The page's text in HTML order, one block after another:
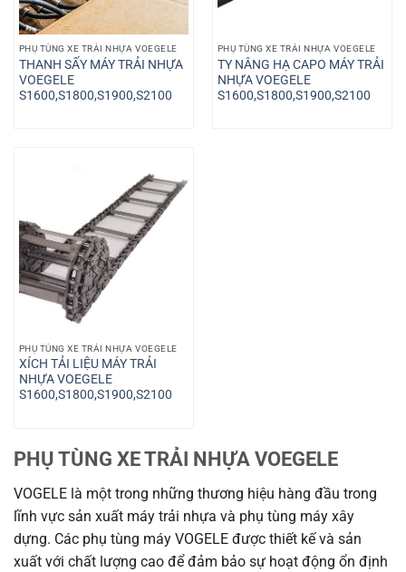
PHỤ TÙNG XE TRẢI NHỰA VOEGELE
THANH SẤY MÁY TRẢI NHỰA
VOEGELE
S1600,S1800,S1900,S2100
PHỤ TÙNG XE TRẢI NHỰA VOEGELE
TY NÂNG HẠ CAPO MÁY TRẢI
NHỰA VOEGELE
S1600,S1800,S1900,S2100
PHỤ TÙNG XE TRẢI NHỰA VOEGELE
XÍCH TẢI LIỆU MÁY TRẢI
NHỰA VOEGELE
S1600,S1800,S1900,S2100
PHỤ TÙNG XE TRẢI NHỰA VOEGELE
VOGELE là một trong những thương hiệu hàng đầu trong
lĩnh vực sản xuất máy trải nhựa và phụ tùng máy xây
dựng. Các phụ tùng máy VOGELE được thiết kế và sản
xuất với chất lượng cao để đảm bảo sự hoạt động ổn định